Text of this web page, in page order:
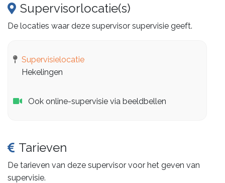
Supervisorlocatie(s)
De locaties waar deze supervisor supervisie geeft.
Supervisielocatie
Hekelingen
Ook online-supervisie via beeldbellen
Tarieven
De tarieven van deze supervisor voor het geven van
supervisie.